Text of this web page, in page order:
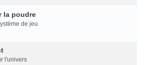
la poudre
de jeu
l'univers